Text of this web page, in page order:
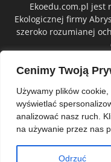
Cenimy Twoją
Używamy plików
wyświetlać
analizować nasz ruch.
na używanie przez nas
Odrzuć
Ekoedu.com.pl jest
Ekologicznej firmy
szeroko rozumianej